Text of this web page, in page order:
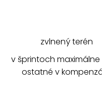
zvlnený terén
v šprintoch maximálne
ostatné v